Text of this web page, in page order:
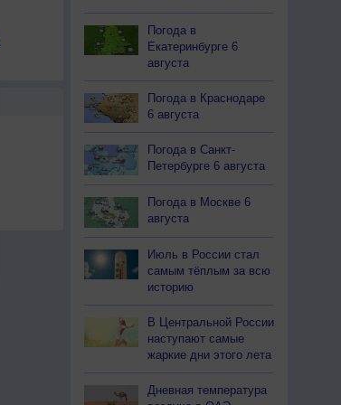
+13 +14 +14 +10
Погода в
Екатеринбурге 6
августа
Погода в Краснодаре
6 августа
Погода в Санкт-
Петербурге 6 августа
Погода в Москве 6
августа
Июль в России стал
самым тёплым за всю
историю
В Центральной России
наступают самые
жаркие дни этого лета
Дневная температура